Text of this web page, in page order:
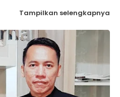
p
Tampilkan selengkapnya